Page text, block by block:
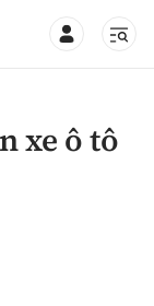
xe ô tô